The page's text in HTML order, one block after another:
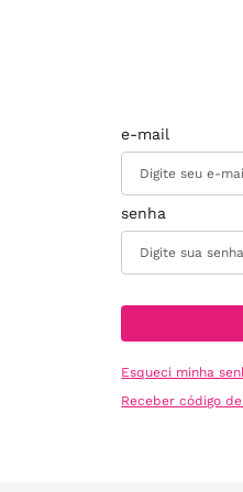
Esqueci minha
Receber código